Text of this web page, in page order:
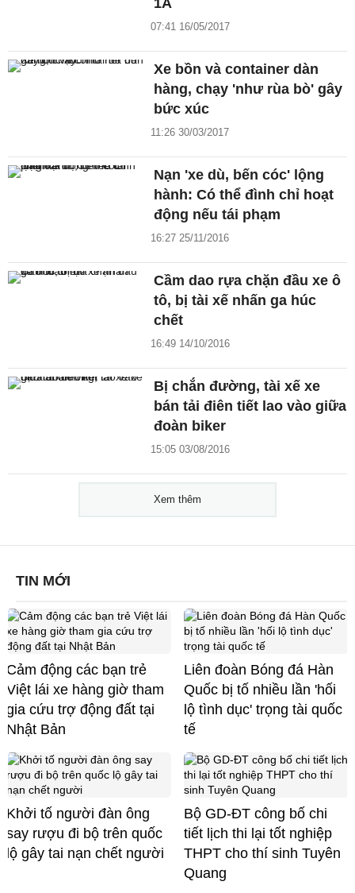
1A
07:41 16/05/2017
Xe bồn và container dàn
hàng, chạy 'như rùa bò' gây
bức xúc
11:26 30/03/2017
Nạn 'xe dù, bến cóc' lộng
hành: Có thể đình chỉ hoạt
động nếu tái phạm
16:27 25/11/2016
Cầm dao rựa chặn đầu xe ô
tô, bị tài xế nhấn ga húc
chết
16:49 14/10/2016
Bị chắn đường, tài xế xe
bán tải điên tiết lao vào giữa
đoàn biker
15:05 03/08/2016
Xem thêm
TIN MỚI
Cảm động các bạn trẻ
Việt lái xe hàng giờ tham
gia cứu trợ động đất tại
Nhật Bản
Liên đoàn Bóng đá Hàn
Quốc bị tố nhiều lần 'hối
lộ tình dục' trọng tài quốc
tế
Khởi tố người đàn ông
say rượu đi bộ trên quốc
lộ gây tai nạn chết người
Bộ GD-ĐT công bố chi
tiết lịch thi lại tốt nghiệp
THPT cho thí sinh Tuyên
Quang